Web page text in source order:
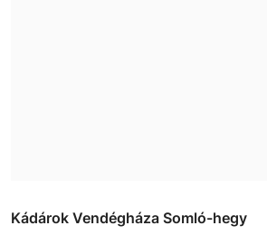
Kádárok Vendégháza Somló-hegy